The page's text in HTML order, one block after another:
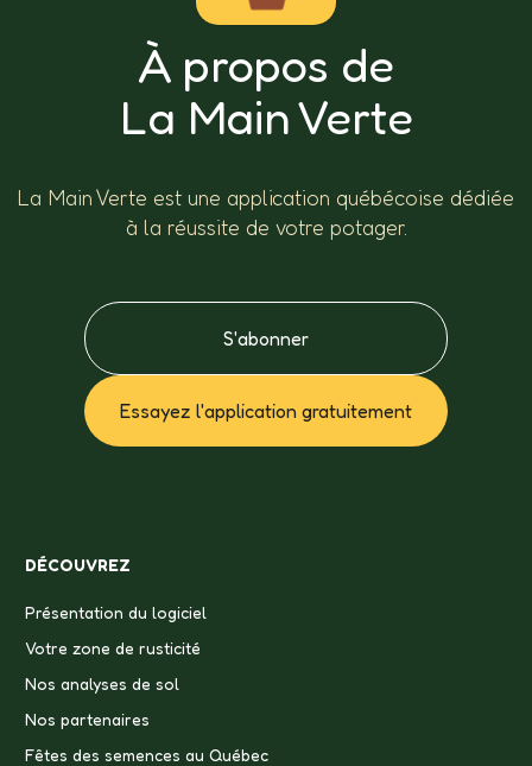
À propos de
La Main Verte
La Main Verte est une application québécoise dédiée
à la réussite de votre potager.
S'abonner
Essayez l'application gratuitement
DÉCOUVREZ
Présentation du logiciel
Votre zone de rusticité
Nos analyses de sol
Nos partenaires
Fêtes des semences au Québec